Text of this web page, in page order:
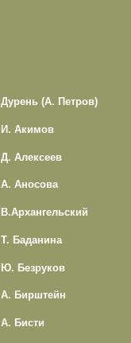
Дурень (А. Петров)
И. Акимов
Д. Алексеев
А. Аносова
В.Архангельский
Т. Баданина
Ю. Безруков
А. Бирштейн
А. Бисти